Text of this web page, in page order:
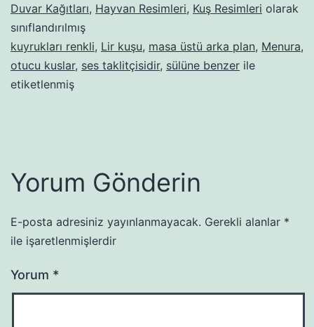
Duvar Kağıtları, Hayvan Resimleri, Kuş Resimleri olarak
sınıflandırılmış
kuyrukları renkli, Lir kuşu, masa üstü arka plan, Menura,
otucu kuslar, ses taklitçisidir, sülüne benzer ile
etiketlenmiş
Yorum Gönderin
E-posta adresiniz yayınlanmayacak. Gerekli alanlar *
ile işaretlenmişlerdir
Yorum *